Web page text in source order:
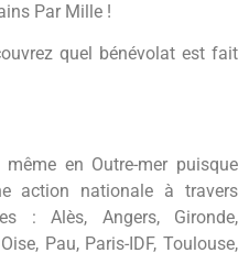
Par Mille !
quel bénévolat est fait
en Outre-mer puisque
action nationale à travers
: Alès, Angers, Gironde,
Pau, Paris-IDF, Toulouse,